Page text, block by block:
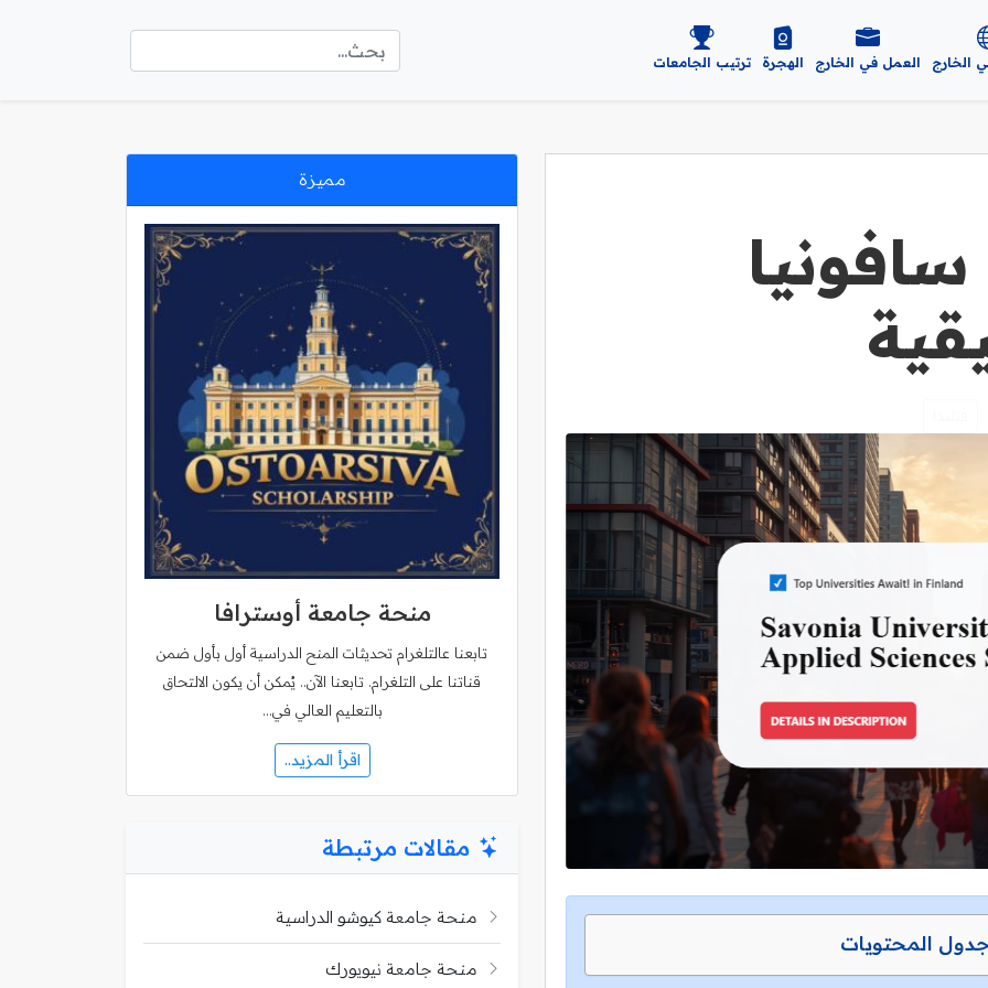
الخارج العمل في الخارج الهجرة ترتيب الجامعات
المحتويات
مميزة
منحة جامعة أوسترافا
تابعنا عالتلغرام تحديثات المنح الدراسية أول بأول ضمن
قناتنا على التلغرام. تابعنا الآن.. يُمكن أن يكون الالتحاق
بالتعليم العالي في…
اقرأ المزيد..
مقالات مرتبطة
منحة جامعة كيوشو الدراسية
منحة جامعة نيويورك